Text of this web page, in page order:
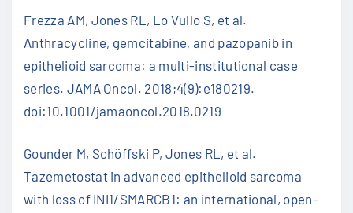
Frezza AM, Jones RL, Lo Vullo S, et al.
Anthracycline, gemcitabine, and pazopanib in
epithelioid sarcoma: a multi-institutional case
series. JAMA Oncol. 2018;4(9):e180219.
doi:10.1001/jamaoncol.2018.0219
Gounder M, Schöffski P, Jones RL, et al.
Tazemetostat in advanced epithelioid sarcoma
with loss of INI1/SMARCB1: an international, open-